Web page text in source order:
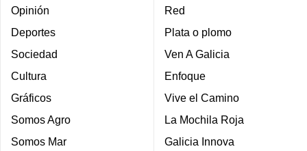
Opinión
Deportes
Sociedad
Cultura
Gráficos
Somos Agro
Somos Mar
Red
Plata o plomo
Ven A Galicia
Enfoque
Vive el Camino
La Mochila Roja
Galicia Innova